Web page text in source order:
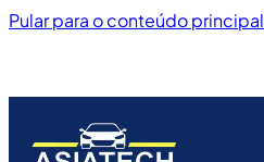
Pular para o conteúdo principal